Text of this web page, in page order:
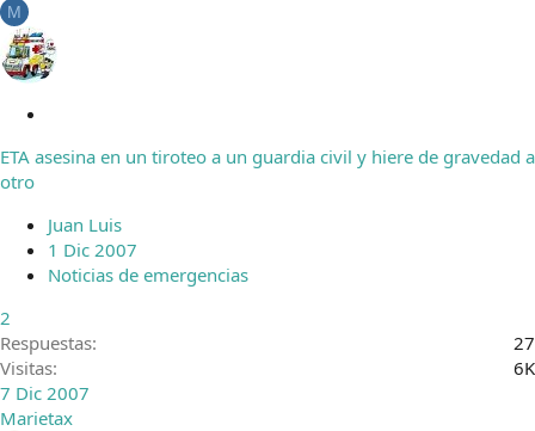
M
r
d
o
ETA asesina en un tiroteo a un guardia civil y hiere de gravedad a
otro
Juan Luis
1 Dic 2007
Noticias de emergencias
2
Respuestas
27
Visitas
6K
7 Dic 2007
Marietax